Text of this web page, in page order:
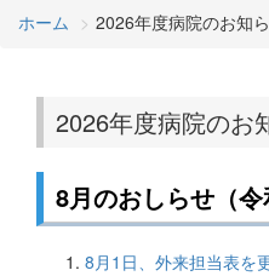
ホーム 2026年度病院のお知
2026年度病院のお
8月のおしらせ（令
8月1日、外来担当表を